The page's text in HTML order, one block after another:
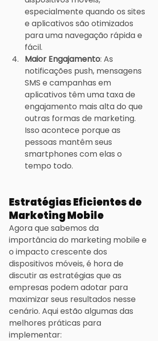
especialmente quando os sites
e aplicativos são otimizados
para uma navegação rápida e
fácil.
Maior Engajamento: As
notificações push, mensagens
SMS e campanhas em
aplicativos têm uma taxa de
engajamento mais alta do que
outras formas de marketing.
Isso acontece porque as
pessoas mantêm seus
smartphones com elas o
tempo todo.
Estratégias Eficientes de
Marketing Mobile
Agora que sabemos da
importância do marketing mobile e
o impacto crescente dos
dispositivos móveis, é hora de
discutir as estratégias que as
empresas podem adotar para
maximizar seus resultados nesse
cenário. Aqui estão algumas das
melhores práticas para
implementar: